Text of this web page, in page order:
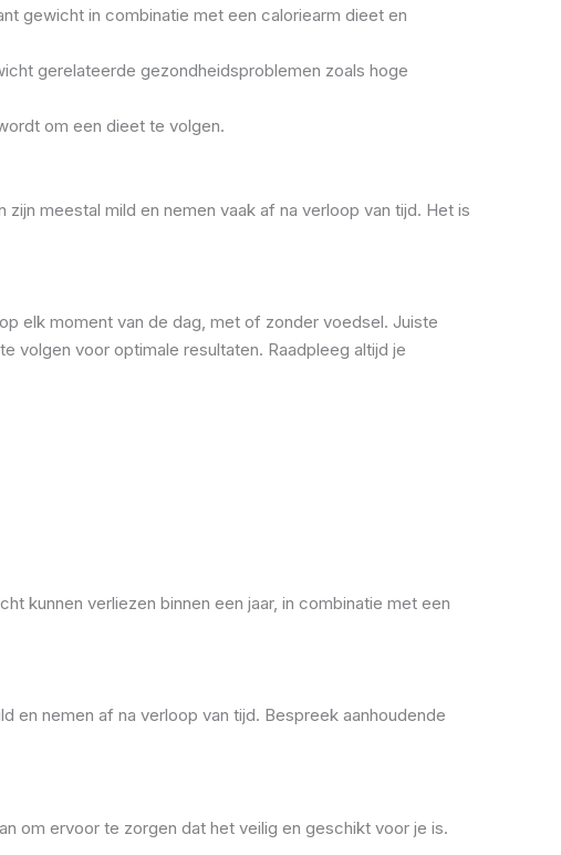
gewicht in combinatie met een caloriearm dieet en
gerelateerde gezondheidsproblemen zoals hoge
om een dieet te volgen.
meestal mild en nemen vaak af na verloop van tijd. Het is
elk moment van de dag, met of zonder voedsel. Juiste
volgen voor optimale resultaten. Raadpleeg altijd je
kunnen verliezen binnen een jaar, in combinatie met een
en nemen af na verloop van tijd. Bespreek aanhoudende
om ervoor te zorgen dat het veilig en geschikt voor je is.